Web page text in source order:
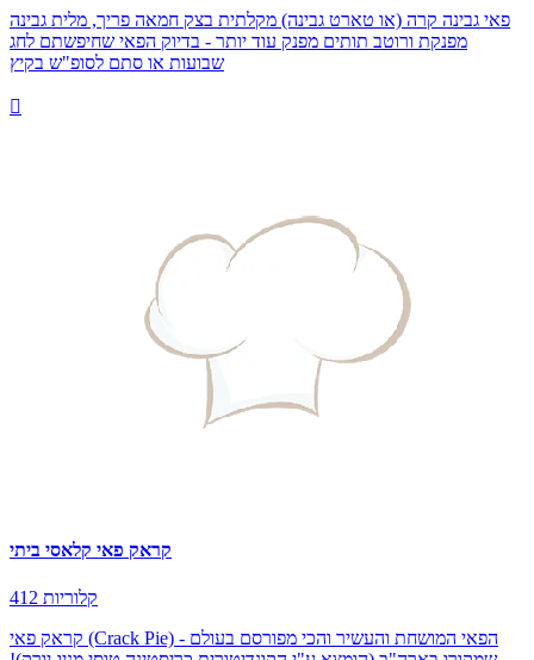
פאי גבינה קרה (או טארט גבינה) מקלתית בצק חמאה פריך, מלית גבינה
מפנקת ורוטב תותים מפנק עוד יותר - בדיוק הפאי שחיפשתם לחג
שבועות או סתם לסופ"ש בקיץ

קראק פאי קלאסי ביתי
412 קלוריות
קראק פאי (Crack Pie) - הפאי המושחת והעשיר והכי מפורסם בעולם